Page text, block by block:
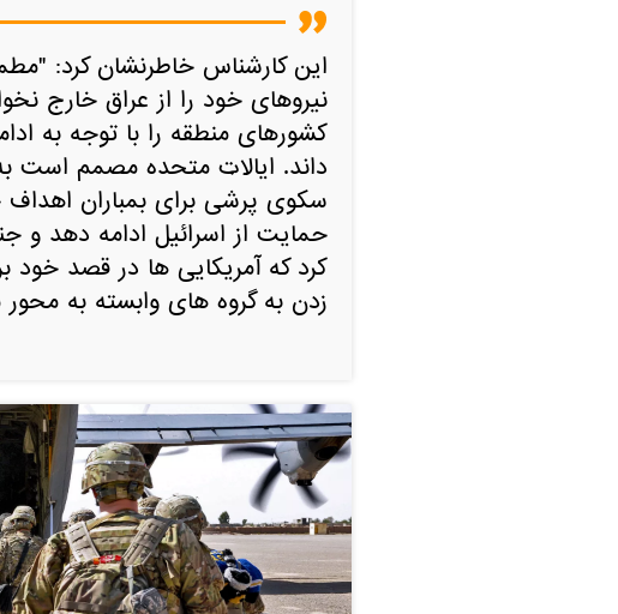
این کارشناس خاطرنشان کرد:
نیروهای خود را از عراق خارج
کشورهای منطقه را با توجه به
داند. ایالات متحده مصمم است
سکوی پرشی برای بمباران
حمایت از اسرائیل ادامه دهد و
کرد که آمریکایی ها در قصد خود
زدن به گروه های وابسته به